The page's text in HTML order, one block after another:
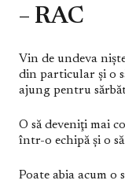
– RAC
Vin de undeva
din particular şi o
ajung pentru
O să deveniţi mai
într-o echipă şi o
Poate abia acum